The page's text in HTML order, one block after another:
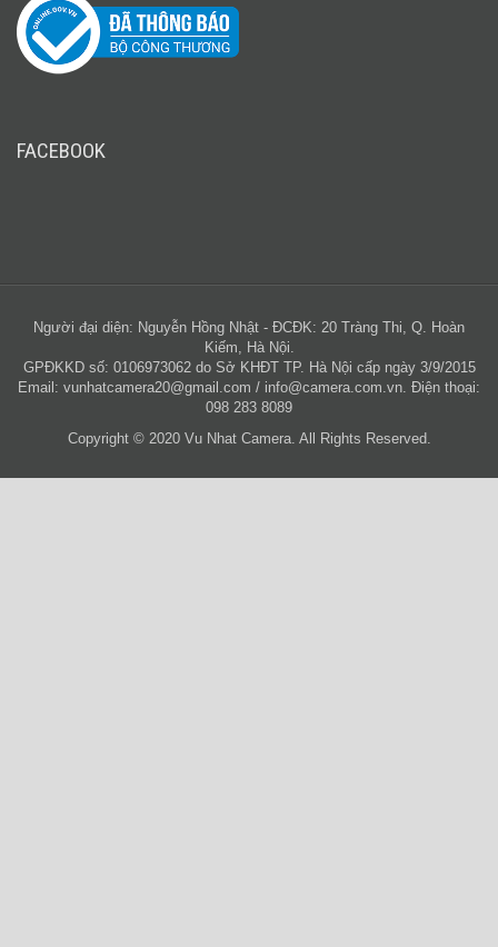
FACEBOOK
Người đại diện: Nguyễn Hồng Nhật - ĐCĐK: 20 Tràng Thi, Q. Hoàn
Kiếm, Hà Nội.
GPĐKKD số: 0106973062 do Sở KHĐT TP. Hà Nội cấp ngày 3/9/2015
Email: vunhatcamera20@gmail.com / info@camera.com.vn . Điện thoại:
098 283 8089
Copyright © 2020 Vu Nhat Camera. All Rights Reserved.